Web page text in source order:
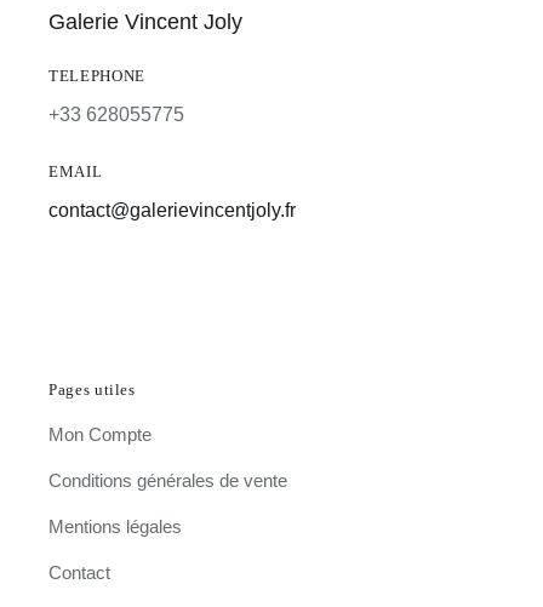
Galerie Vincent Joly
TELEPHONE
+33 628055775
EMAIL
contact@galerievincentjoly.fr
Pages utiles
Mon Compte
Conditions générales de vente
Mentions légales
Contact